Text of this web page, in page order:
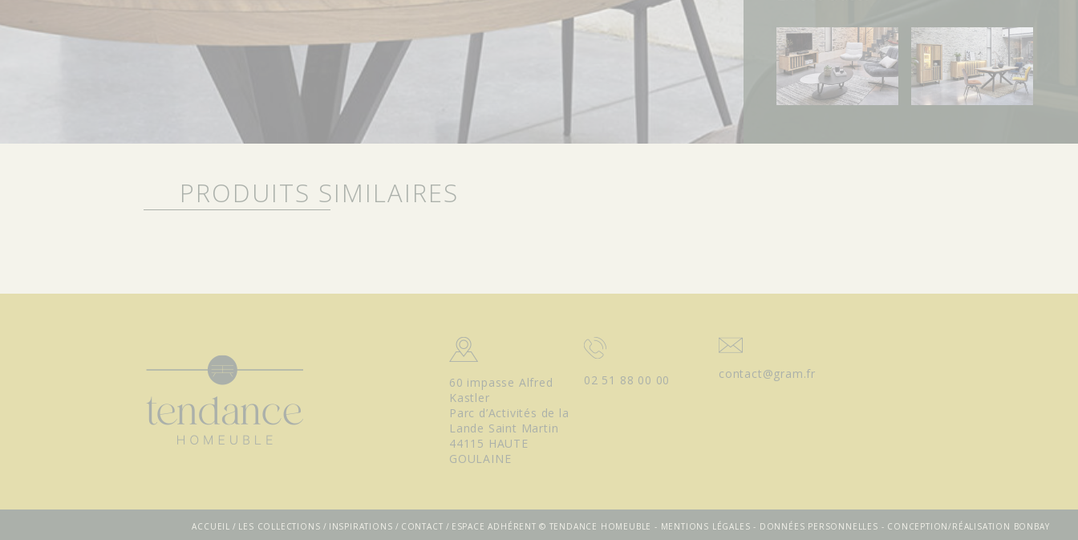
PRODUITS SIMILAIRES
60 impasse Alfred
Kastler
Parc d’Activités de la
Lande Saint Martin
44115 HAUTE
GOULAINE
02 51 88 00 00 contact@gram.fr
ACCUEIL LES COLLECTIONS INSPIRATIONS CONTACT ESPACE ADHÉRENT © TENDANCE HOMEUBLE - MENTIONS LÉGALES - DONNÉES PERSONNELLES - CONCEPTION/RÉALISATION BONBAY